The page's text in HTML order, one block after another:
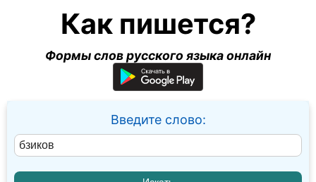
Как пишется?
Формы слов русского языка онлайн
Введите слово: